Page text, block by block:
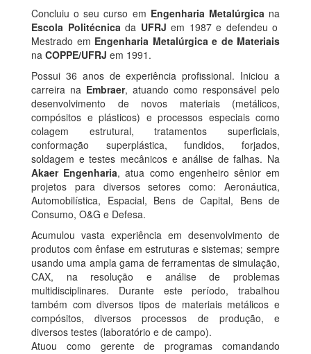
Concluiu o seu curso em Engenharia Metalúrgica na
Escola Politécnicada UFRJ em 1987 e defendeu o
Mestrado em Engenharia Metalúrgica e de Materiais
na COPPE/UFRJ em 1991.
Possui 36 anos de experiência profissional. Iniciou a
carreira na Embraer, atuando como responsável pelo
desenvolvimento de novos materiais (metálicos,
compósitos e plásticos) e processos especiais como
colagem estrutural, tratamentos superficiais,
conformação superplástica, fundidos, forjados,
soldagem e testes mecânicos e análise de falhas. Na
Akaer Engenharia, atua como engenheiro sênior em
projetos para diversos setores como: Aeronáutica,
Automobilística, Espacial, Bens de Capital, Bens de
Consumo, O&G e Defesa.
Acumulou vasta experiência em desenvolvimento de
produtos com ênfase em estruturas e sistemas; sempre
usando uma ampla gama de ferramentas de simulação,
CAX, na resolução e análise de problemas
multidisciplinares. Durante este período, trabalhou
também com diversos tipos de materiais metálicos e
compósitos, diversos processos de produção, e
diversos testes (laboratório e de campo).
Atuou como gerente de programas comandando